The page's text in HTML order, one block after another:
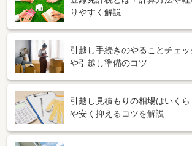
りやすく解説
引越し手続きのやることチェ
や引越し準備のコツ
引越し見積もりの相場はいく
や安く抑えるコツを解説